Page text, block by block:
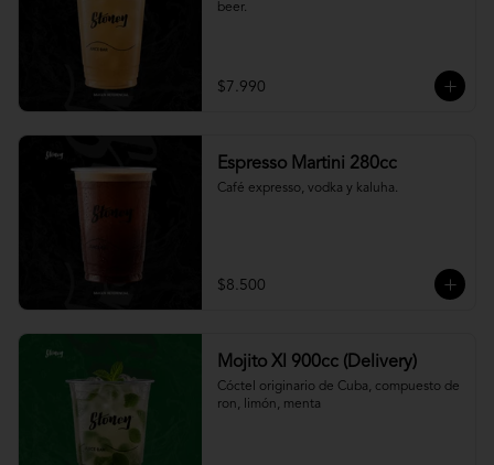
beer.
$7.990
Espresso Martini 280cc
Café expresso, vodka y kaluha.
$8.500
Mojito Xl 900cc (Delivery)
Cóctel originario de Cuba, compuesto de
ron, limón, menta